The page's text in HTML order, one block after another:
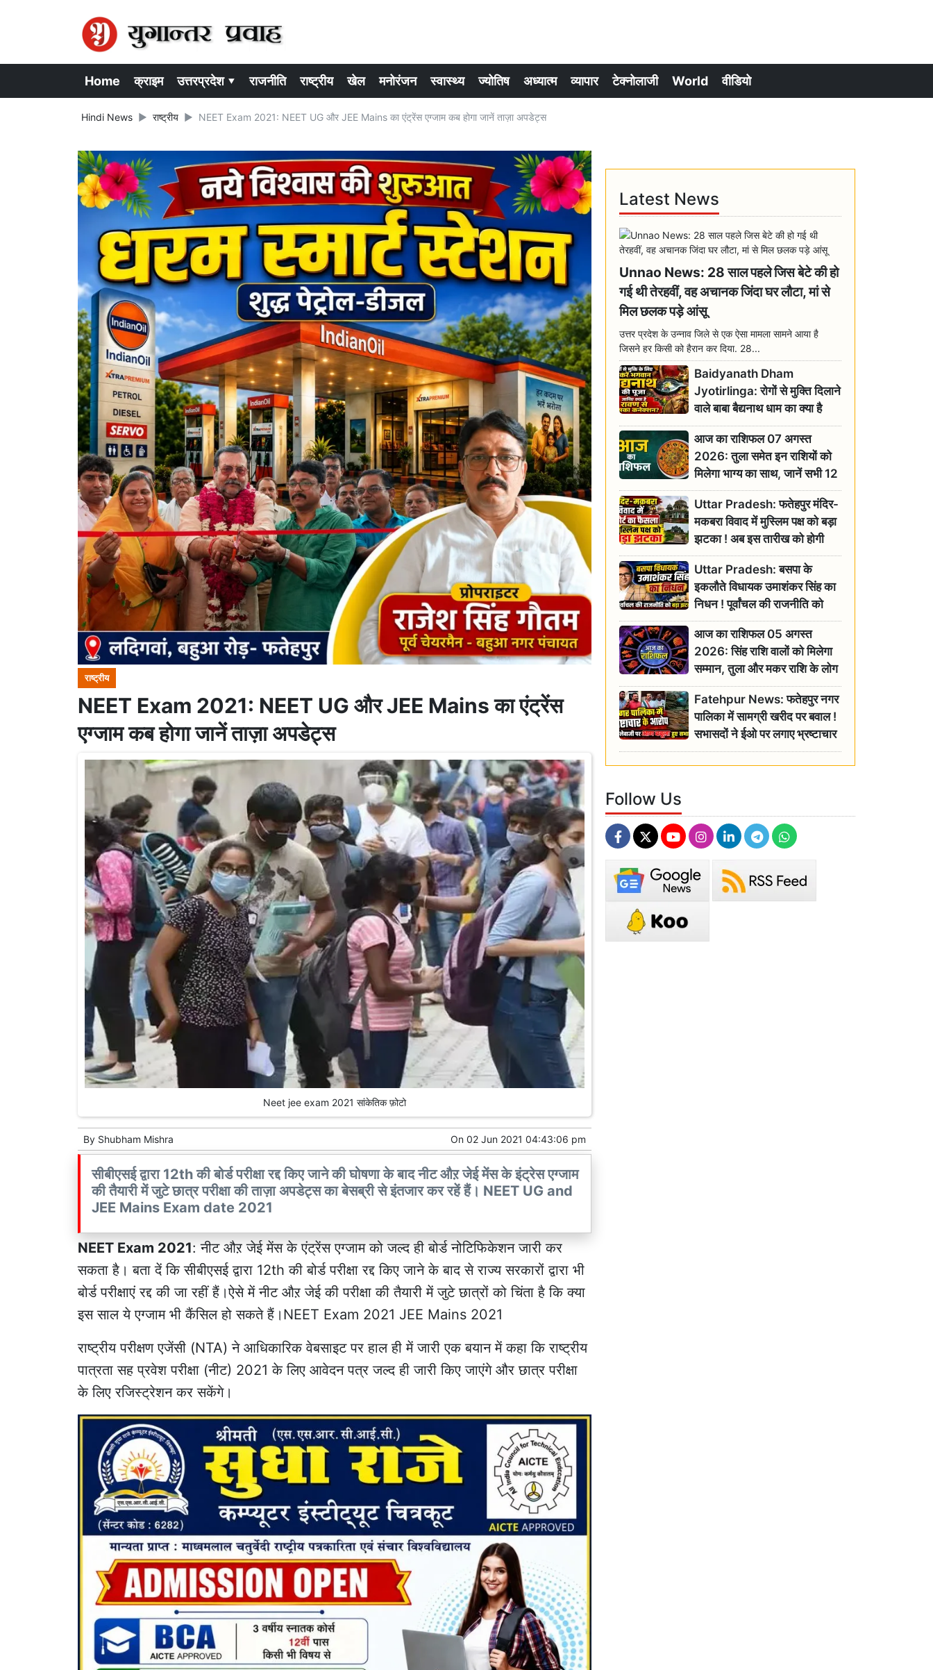
Home क्राइम उत्तरप्रदेश ▾ राजनीति राष्ट्रीय खेल मनोरंजन स्वास्थ्य ज्योतिष अध्यात्म व्यापार टेक्नोलाजी World वीडियो
Hindi News राष्ट्रीय NEET Exam 2021: NEET UG और JEE Mains का एंट्रेंस एग्जाम कब होगा जानें ताज़ा अपडेट्स
राष्ट्रीय
NEET Exam 2021: NEET UG और JEE Mains का एंट्रेंस
एग्जाम कब होगा जानें ताज़ा अपडेट्स
Neet jee exam 2021 सांकेतिक फ़ोटो
By Shubham Mishra On 02 Jun 2021 04:43:06 pm
सीबीएसई द्वारा 12th की बोर्ड परीक्षा रद्द किए जाने की घोषणा के बाद नीट औऱ जेई मेंस के इंट्रेस एग्जाम
की तैयारी में जुटे छात्र परीक्षा की ताज़ा अपडेट्स का बेसब्री से इंतजार कर रहें हैं। NEET UG and
JEE Mains Exam date 2021
NEET Exam 2021: नीट औऱ जेई मेंस के एंट्रेंस एग्जाम को जल्द ही बोर्ड नोटिफिकेशन जारी कर
सकता है। बता दें कि सीबीएसई द्वारा 12th की बोर्ड परीक्षा रद्द किए जाने के बाद से राज्य सरकारों द्वारा भी
बोर्ड परीक्षाएं रद्द की जा रहीं हैं।ऐसे में नीट औऱ जेई की परीक्षा की तैयारी में जुटे छात्रों को चिंता है कि क्या
इस साल ये एग्जाम भी कैंसिल हो सकते हैं।NEET Exam 2021 JEE Mains 2021
राष्ट्रीय परीक्षण एजेंसी (NTA) ने आधिकारिक वेबसाइट पर हाल ही में जारी एक बयान में कहा कि राष्ट्रीय
पात्रता सह प्रवेश परीक्षा (नीट) 2021 के लिए आवेदन पत्र जल्द ही जारी किए जाएंगे और छात्र परीक्षा
के लिए रजिस्ट्रेशन कर सकेंगे।
Latest News
Unnao News: 28 साल पहले जिस बेटे की हो
गई थी तेरहवीं, वह अचानक जिंदा घर लौटा, मां से
मिल छलक पड़े आंसू
उत्तर प्रदेश के उन्नाव जिले से एक ऐसा मामला सामने आया है
जिसने हर किसी को हैरान कर दिया. 28...
Baidyanath Dham
Jyotirlinga: रोगों से मुक्ति दिलाने
वाले बाबा बैद्यनाथ धाम का क्या है
रावण से संबंध? जानिए ज्योतिर्लिंग की
महिमा
आज का राशिफल 07 अगस्त
2026: तुला समेत इन राशियों को
मिलेगा भाग्य का साथ, जानें सभी 12
राशियों का दैनिक भाग्यफल
Uttar Pradesh: फतेहपुर मंदिर-
मकबरा विवाद में मुस्लिम पक्ष को बड़ा
झटका ! अब इस तारीख को होगी
सुनवाई
Uttar Pradesh: बसपा के
इकलौते विधायक उमाशंकर सिंह का
निधन ! पूर्वांचल की राजनीति को
बड़ा झटका, योगी ने जताया दुःख
आज का राशिफल 05 अगस्त
2026: सिंह राशि वालों को मिलेगा
सम्मान, तुला और मकर राशि के लोग
रहें सतर्क
Fatehpur News: फतेहपुर नगर
पालिका में सामग्री खरीद पर बवाल !
सभासदों ने ईओ पर लगाए भ्रष्टाचार
के गंभीर आरोप
Follow Us